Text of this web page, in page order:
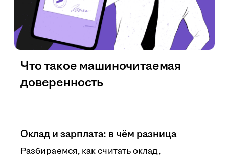
Оклад и зарплата: в чём разница
Разбираемся, как считать оклад,
Что такое машиночитаемая
доверенность